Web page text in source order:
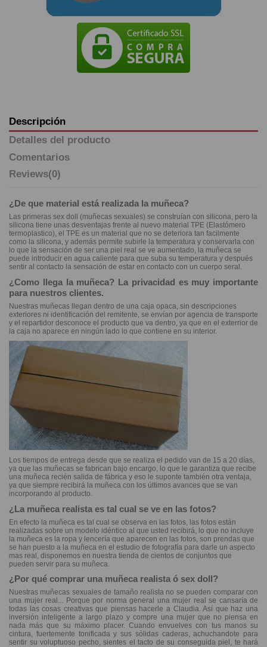
Descripción
Detalles del producto
Comentarios
Reviews(0)
¿De que material está realizada la muñeca?
Las primeras sex doll (muñecas sexuales) se construían con silicona, pero la
silicona tiene unas desventajas frente al nuevo material TPE (Elastómero
termoplastico), el TPE es un material que no se deteriora tan facilmente
como la silicona, y además permite subirle la temperatura y conservarla con
lo que la sensación de ser una piel real se ve aumentado, la muñeca se
puede introducir en agua caliente para que suba su temperatura y después
sentir al contacto la sensación de estar en contacto con un cuerpo seral.
¿Como llega la muñeca? La privacidad es muy importante
para nuestros clientes.
Nuestras muñecas llegan dentro de una caja opaca, sin descripciones
exteriores ni identificación del remitente, se envían por agencia de transporte
y el repartidor desconoce el producto que va dentro, ya que en el exterrior de
la caja no aparece en ningún lado lo que contiene en su interior.
Los tiempos de entrega desde que se realiza el pedido van de 15 a 20 días,
ya que las muñecas se fabrican bajo encargo, lo que le garantiza que recibe
una muñeca recién salida de fábrica y eso le suponte también otra ventaja,
ya que siempre recibirá la muñeca con los últimos avances que se van
incorporando al producto.
¿La muñeca realista es tal cual se ve en las fotos?
En efecto la muñeca es tal cual se observa en las fotos, las fotos están
realizadas sobre un modelo idéntico al que usted recibirá, lo que no incluye
la muñeca es la ropa y lencería que aparecen en las fotos, son prendas que
se han puesto a la muñeca en el estudio de fotografía para darle un aspecto
mas real, disponemos en nuestra tienda de cientos de conjuntos que
pueden servir para su muñeca.
¿Por qué comprar una muñeca realista ó sex doll?
Nuestras muñecas sexuales de tamaño realista no se pueden comparar con
una mujer real... Porque por norma general una mujer real se cansaría de
todas las cosas creativas que piensas hacerle a Claudia. Así que haz una
inversión inteligente a largo plazo y compre una mujer que no piensa en
nada más que su máximo placer. Cuando envuelves con tus manos su
cintura, fuertemente tonificada y sus sólidas caderas, achuchandote para
sentir su voluptuoso pecho, sientes el tacto de su conseguida piel, te hará